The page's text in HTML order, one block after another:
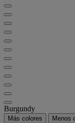
Burgundy
Más colores Menos